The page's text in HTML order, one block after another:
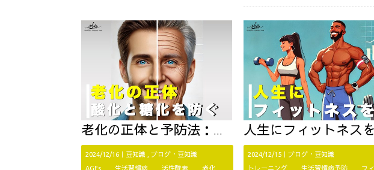
老化の正体と予防法：酸化・糖化の影響と効果的な対策
2024/12/16｜ 豆知識
ブログ・豆知識
AGEs
生活習慣病 活性酸素 老化
人生にフィットネスを
2024/12/15｜ブログ・豆知識
トレーニング
生活習慣病予防 フ